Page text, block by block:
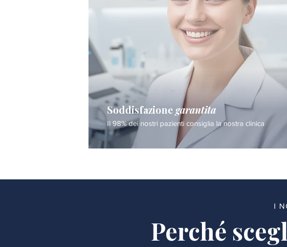
Soddisfazione garantita
Il 98% dei nostri pazienti consiglia la nostra clinica
I
Perché